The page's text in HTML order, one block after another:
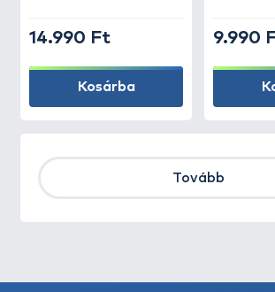
14.990 Ft
Kosárba
9.990
Tovább